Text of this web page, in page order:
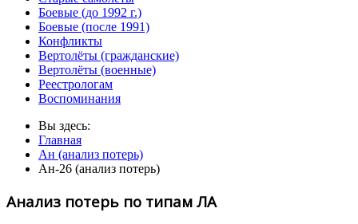
Боевые (до 1992 г.)
Боевые (после 1991)
Конфликты
Вертолёты (гражданские)
Вертолёты (военные)
Реестрологам
Воспоминания
Вы здесь:
Главная
Ан (анализ потерь)
Ан-26 (анализ потерь)
Анализ потерь по типам ЛА